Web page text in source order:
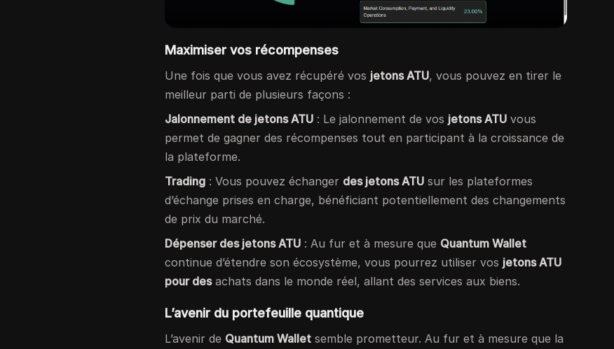
Maximiser vos récompenses
Une fois que vous avez récupéré vos jetons ATU, vous pouvez en tirer le
meilleur parti de plusieurs façons :
Jalonnement de jetons ATU : Le jalonnement de vos jetons ATU vous
permet de gagner des récompenses tout en participant à la croissance de
la plateforme.
Trading : Vous pouvez échanger des jetons ATU sur les plateformes
d’échange prises en charge, bénéficiant potentiellement des changements
de prix du marché.
Dépenser des jetons ATU : Au fur et à mesure que Quantum Wallet
continue d’étendre son écosystème, vous pourrez utiliser vos jetons ATU
pour desachats dans le monde réel, allant des services aux biens.
L’avenir du portefeuille quantique
L’avenir de Quantum Wallet semble prometteur. Au fur et à mesure que la